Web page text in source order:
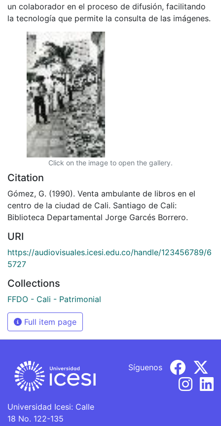
un colaborador en el proceso de difusión, facilitando
la tecnología que permite la consulta de las imágenes.
Click on the image to open the gallery.
Citation
Gómez, G. (1990). Venta ambulante de libros en el
centro de la ciudad de Cali. Santiago de Cali:
Biblioteca Departamental Jorge Garcés Borrero.
URI
https://audiovisuales.icesi.edu.co/handle/123456789/6
5727
Collections
FFDO - Cali - Patrimonial
Full item page
Universidad Icesi: Calle
18 No. 122-135
Síguenos